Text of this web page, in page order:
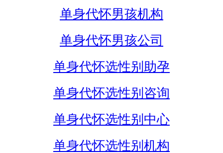
单身代怀男孩机构
单身代怀男孩公司
单身代怀选性别助孕
单身代怀选性别咨询
单身代怀选性别中心
单身代怀选性别机构